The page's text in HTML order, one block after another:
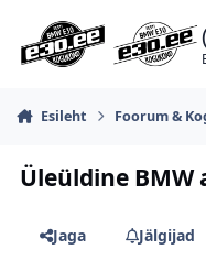
Esileht Foorum &
Üleüldine BMW
Jaga Jälgijad